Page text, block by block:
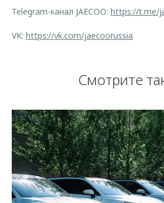
Telegram-канал JAECOO: https://t.me/
VK: https://vk.com/jaecoorussia
Смотрите